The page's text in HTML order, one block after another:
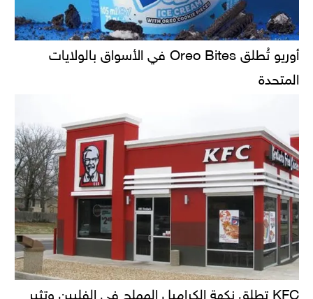
أوريو تُطلق Oreo Bites في الأسواق بالولايات
المتحدة
KFC تطلق نكهة الكراميل المملح في الفلبين وتثير